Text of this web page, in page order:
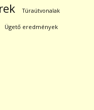
Túraútvonalak
Ügető eredmények